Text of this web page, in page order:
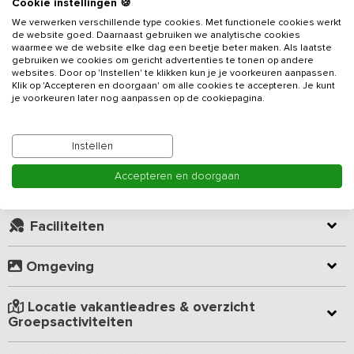
In de glooiende heuvels van het prachtige Zuid-Limburg ligt een
klein bungalowpark, waarop dit 25-persoons vakantiehuis zich
bevindt. Deze gezellige accommodatie is zeer geschikt voor
groepen die van wandelen, fietsen, wielrennen en mountainbiken
houden (toer en MTB) en die het prachtige Zuid Limburgse
heuvelland willen verkennen. De sfeervolle woonkamer met
maken ditvakantieadreseen uitstekende uitvalsbasis voor een
familieweekend!
De woonkamer met houtkachel is voorzien van meerdere banken,
van alle gemakken voorzien. Je vindt er een koel-vriescombinatie,
groot fornuis, spoelbak, vaatwasser en een combimagnetron.
Uiteraard kun je een lekker kopje koffie of thee maken en aan de
lange eettafels samen van al het lekkers genieten. Er is een
aanwezige vakantiegasten gebruikt mag worden. Met o.a. een
biljart, een airhockeytafel, tafelvoetbaltafel en een tafeltennistafel
staat deze ruimte garant voor urenlang speelplezier!
Lees meer
Kamer indeling
Geverifieerde beoordelingen
Faciliteiten
Omgeving
Locatie vakantieadres & overzicht
Groepsactiviteiten
Cookie instellingen 🍪
We verwerken verschillende type cookies. Met functionele cookies werkt
de website goed. Daarnaast gebruiken we analytische cookies
waarmee we de website elke dag een beetje beter maken. Als laatste
gebruiken we cookies om gericht advertenties te tonen op andere
websites. Door op 'Instellen' te klikken kun je je voorkeuren aanpassen.
Klik op 'Accepteren en doorgaan' om alle cookies te accepteren. Je kunt
je voorkeuren later nog aanpassen op de cookiepagina.
Instellen
Accepteren en doorgaan